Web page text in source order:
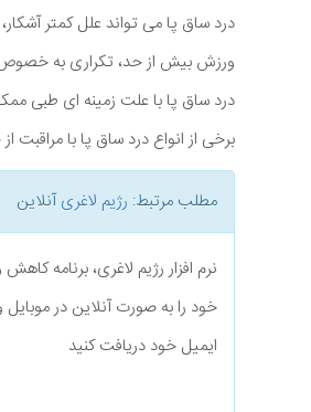
درد ساق پا می تواند علل کمتر
ورزش بیش از حد، تکراری به خصوص
درد ساق پا با علت زمینه ای طبی
برخی از انواع درد ساق پا با
مطلب مرتبط: رژیم لاغریآنلاین
نرم افزار رژیم لاغری، برنامه
خود را به صورت آنلاین در موبایل
ایمیل خود دریافت کنید